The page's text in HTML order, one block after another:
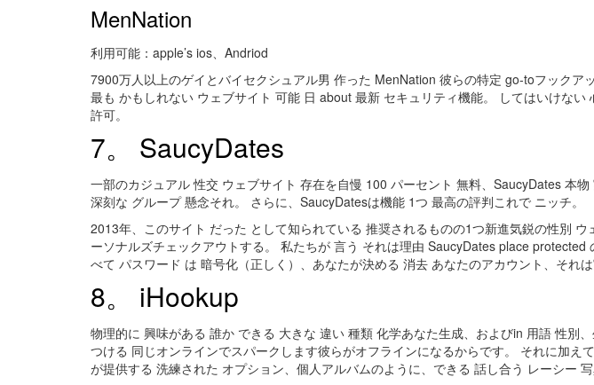
MenNation
利用可能：apple’s ios、Andriod
7900万人以上のゲイとバイセクシュアル男 作った MenNation 彼らの特定 go-toフック
最も かもしれない ウェブサイト 可能 日 about 最新 セキュリティ機能。 してはいけな
許可。
7。 SaucyDates
一部のカジュアル 性交 ウェブサイト 存在を自慢 100 パーセント 無料、SaucyDates 本
深刻な グループ 懸念それ。 さらに、SaucyDatesは機能 1つ 最高の評判これで ニッチ。
2013年、このサイト だった として知られている 推奨されるものの1つ新進気鋭の性別
ーソナルズチェックアウトする。 私たちが 言う それは理由 SaucyDates place
べて パスワード は 暗号化（正しく）、あなたが決める 消去 あなたのアカウント、それ
8。 iHookup
物理的に 興味がある 誰か できる 大きな 違い 種類 化学あなた生成、およびin 用語 性
つける 同じオンラインでスパークします彼らがオフラインになるからです。 それに加
が提供する 洗練された オプション、個人アルバムのように、できる 話し合う レーシー 写